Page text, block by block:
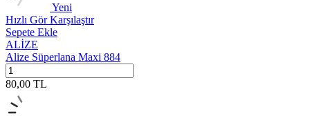
Yeni
Hızlı GörKarşılaştır
Sepete Ekle
ALİZE
Alize Süperlana Maxi 884
80,00 TL